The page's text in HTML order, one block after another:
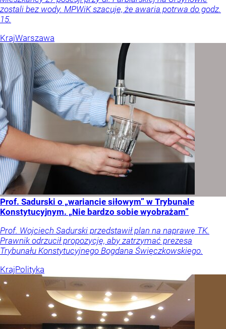
zostali bez wody. MPWiK szacuje, że awaria potrwa do godz.
15.
KrajWarszawa
Prof. Sadurski o „wariancie siłowym” w Trybunale
Konstytucyjnym. „Nie bardzo sobie wyobrażam”
Prof. Wojciech Sadurski przedstawił plan na naprawę TK.
Prawnik odrzucił propozycję, aby zatrzymać prezesa
Trybunału Konstytucyjnego Bogdana Święczkowskiego.
KrajPolityka